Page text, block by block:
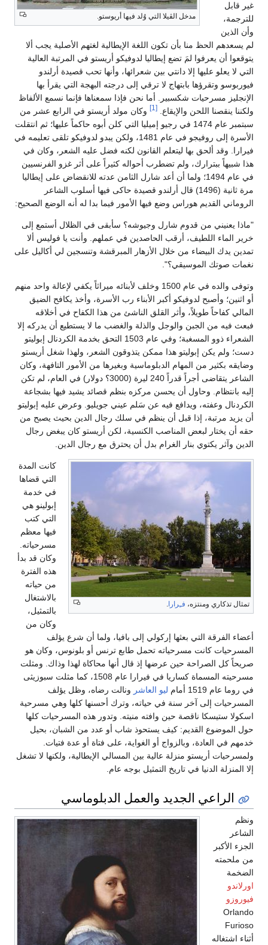
مدخل الڤيلا التي وُلد فيها أريوستو.
غير قابل
للترجمة،
وأن الذين
لم يسعدهم الحظ منا بأن تكون اللغة الإيطالية لغتهم الأصلية يجب ألا
يتوقعوا أن يعرفوا لمَ تضع إيطاليا لدوفيكو أريستو في المرتبة العالية
التي لا يعلو عليها إلا دانتي بين شعرائها، وأنها تحب قصيدة أرلندو
فيوربوسو وتقرؤها بابتهاج لا ترقي إلى درجته البهجة التي يقرأ بها
الإنجليز مسرحيات شكسبير. أما نحن فإذا سمعناها فإنما نسمع الألفاظ
ولكننا ينقصنا اللحن والإيقاع. [1]
وكان مولد أريستو في الرابع عشر من
سبتمبر عام 1474 في رجيو إميليا التي كلن أبوه حاكماً عليها؛ ثم انتقلت
الأسرة إلى روفيجو في عام 1481، ولكن يبدو لدوفيكو تلقى تعليمه في
فيرارا. وقد ألحق بها ليتعلم القانون لكنه فضل عليه الشعر، وكان في
هذا شبيهاً ببترارك، ولم تضطرب أحواله كثيراً على أثر غزو الفرنسيين
في عام 1494؛ ولما أن أعد شارل الثامن عدته للانقضاض على إيطاليا
مرة ثانية (1496) قال أرلندو قصيدة حاكى فيها أسلوب الشاعر
الروماني القديم هوراس وضع فيها الأمور فيما بدا له أنه الوضع الصحيح:
"ماذا يعنيني من قدوم شارل وجيوشه؟ سأبقى في الظلال أستمع إلى
خرير الماء اللطيف، أرقب الحاصدين في عملهم. وأنت يا فوليس ألا
تمدين يدك البيضاء من خلال الأزهار المبرقشة وتنسجين لي أكاليل على
نغمات صوتك الموسيقي؟".
وتوفى والده في عام 1500 وخلف لأبنائه ميراثاً يكفي لإعالة واحد منهم
أو اثنين؛ وأصبح لدوفيكو أكبر الأبناء رب الأسرة، وأخذ يكافح الضيق
المالي كفاحاً طويلاً، وأثر القلق الناشئ من هذا الكفاح في أخلاقه
فبعث فيه من الجبن والوجل والذلة والغضب ما لا يستطيع أن يدركه إلا
الشعراء ذوو المسغبة؛ وفي عام 1503 التحق بخدمة الكردنال إبوليتو
دست؛ ولم يكن إبوليتو هذا ممكن يتذوقون الشعر، ولهذا شغل أريستو
وضايقه بكثير من المهام الدبلوماسية وبغيرها من الأمور التافهة، وكان
الشاعر يتقاضى أجراً قدراً 240 ليرة (3000؟ دولار) في العام، لم تكن
إليه بانتظام. وحاول أن يحسن مركزه بنظم قصائد يشيد فيها بشجاعة
الكردنال وعفته، ويدافع فيه عن سَلم عيني جويليو. وعرض عليه إبوليتو
أن يزيد مرتبة، إذا قبل أن ينظم في سلك رجال الدين بحيث يصبح من
حقه أن يختار لبعض المناصب الكنسية، لكن أريستو كان يبغض رجال
الدين وآثر يكتوي بنار الغرام بدل أن يحترق مع رجال الدين.
تمثال تذكاري ومنتزه، فـِرارا .
كانت المدة
التي قضاها
في خدمة
إبولينو هي
التي كتب
فيها معظم
مسرحياته.
وكان قد بدأ
هذه الفترة
من حياته
بالاشتغال
بالتمثيل،
وكان من
أعضاء الفرقة التي بعثها إركولي إلى بافيا، ولما أن شرع يؤلف
المسرحيات كانت مسرحياته تحمل طابع ترنس أو بلونوس، وكان هو
صريحاً كل الصراحة حين عرضها إذ قال أنها محاكاة لهذا وذاك. ومثلت
مسرحيته المسماة كساريا في فيرارا عام 1508، كما مثلت سبوزيثى
في روما عام 1519 أمام
ليو العاشر ونالت رضاه، وظل يؤلف
المسرحيات إلى آخر سنة في حياته، وترك أحسنها كلها وهي مسرحية
اسكولا ستيسكا ناقصة حين وافته منيته. وتدور هذه المسرحيات كلها
حول الموضوع القديم: كيف يستحوذ شاب أو عدد من الشبان، بحيل
خدمهم في العادة، وبالزواج أو الغواية، على فتاة أو عدة فتيات.
ولمسرحيات أريستو منزلة عالية بين المسالي الإيطالية، ولكنها لا تشغل
إلا المنزلة الدنيا في تاريخ التمثيل بوجه عام.
الراعي الجديد والعمل الدبلوماسي
ونظم
الشاعر
الجزء الأكبر
من ملحمته
الضخمة
اورلاندو
فيوروزو
Orlando
Furioso
أثناء اشتغاله